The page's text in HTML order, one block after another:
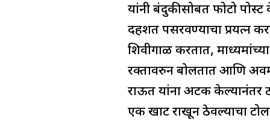
यांनी बंदुकीसोबत फोटो
दहशत पसरवण्याचा प्रयत्न
शिवीगाळ करतात,
रक्तावरुन बोलतात आणि
राऊत यांना अटक केल्यानंतर
एक खाट राखून ठेवल्याचा